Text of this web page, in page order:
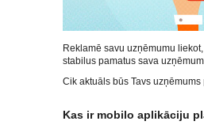
Reklamē savu uzņēmumu
stabilus pamatus sava
Cik aktuāls būs Tavs
Kas ir mobilo aplikāciju